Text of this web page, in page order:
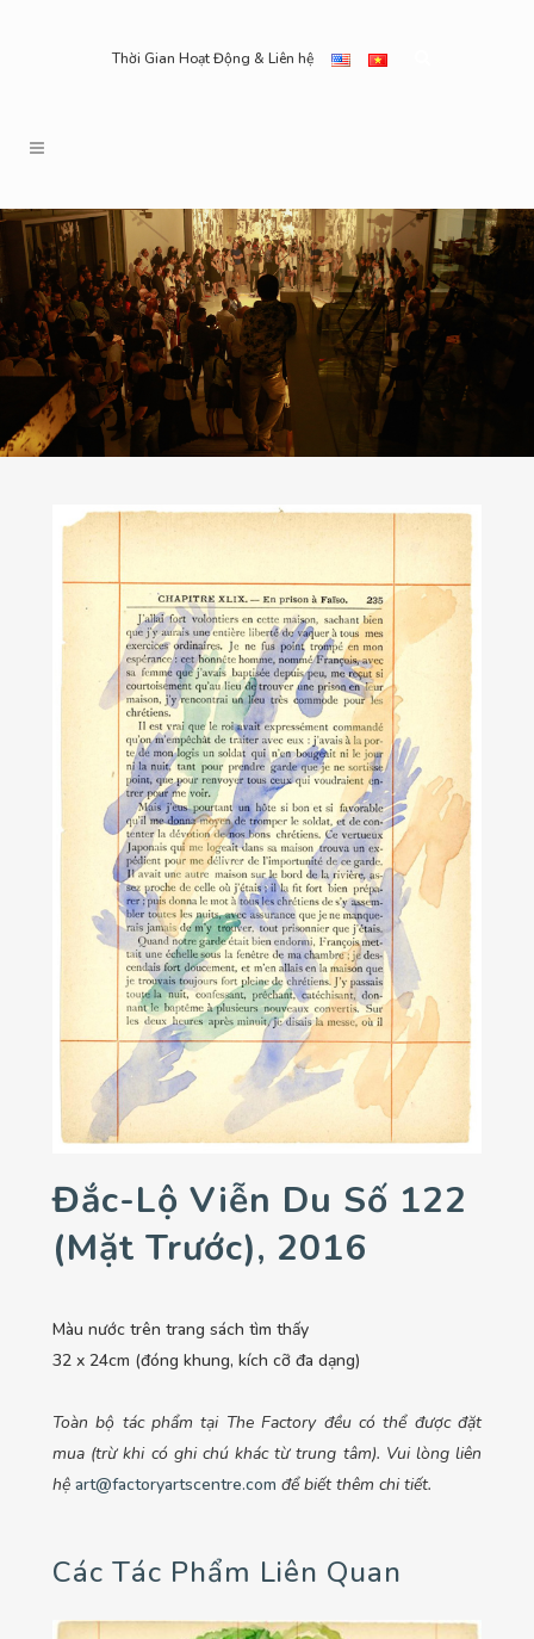
Thời Gian Hoạt Động & Liên hệ
Đắc-Lộ Viễn Du Số 122
(mặt Trước), 2016
Màu nước trên trang sách tìm thấy
32 x 24cm (đóng khung, kích cỡ đa dạng)
Toàn bộ tác phẩm tại The Factory đều có thể được đặt
mua (trừ khi có ghi chú khác từ trung tâm). Vui lòng liên
hệ art@factoryartscentre.com để biết thêm chi tiết.
Các Tác Phẩm Liên Quan